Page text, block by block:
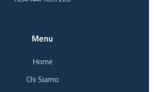
Menu
Home
Chi Siamo